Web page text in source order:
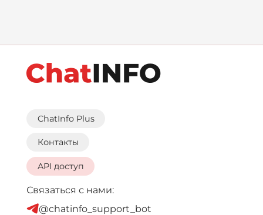
ChatInfo Plus
Контакты
API доступ
Связаться с нами:
@chatinfo_support_bot